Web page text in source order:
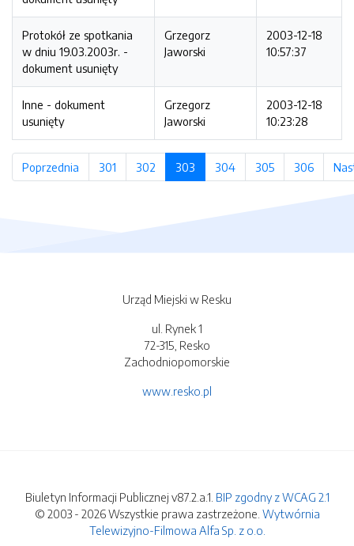
Protokół ze spotkania
w dniu 19.03.2003r. -
dokument usunięty
Grzegorz
Jaworski
2003-12-18
10:57:37
Inne - dokument
usunięty
Grzegorz
Jaworski
2003-12-18
10:23:28
Poprzednia strona
301 strona
302 strona
303 (bieżąca strona)
304 strona
305 strona
306 strona
Urząd Miejski w Resku
ul. Rynek 1
72-315, Resko
Zachodniopomorskie
www.resko.pl
Biuletyn Informacji Publicznej v87.2.a.1. BIP zgodny z WCAG 2.1
© 2003 - 2026 Wszystkie prawa zastrzeżone. Wytwórnia
Telewizyjno-Filmowa Alfa Sp. z o.o.